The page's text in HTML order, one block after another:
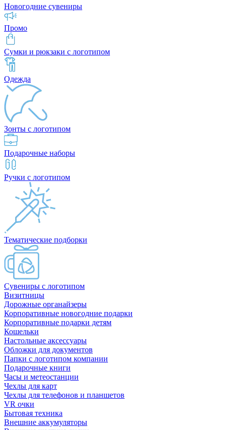
Новогодние сувениры
Промо
Сумки и рюкзаки с логотипом
Одежда
Зонты с логотипом
Подарочные наборы
Ручки с логотипом
Тематические подборки
Сувениры с логотипом
Визитницы
Дорожные органайзеры
Корпоративные новогодние подарки
Корпоративные подарки детям
Кошельки
Настольные аксессуары
Обложки для документов
Папки с логотипом компании
Подарочные книги
Часы и метеостанции
Чехлы для карт
Чехлы для телефонов и планшетов
VR очки
Бытовая техника
Внешние аккумуляторы